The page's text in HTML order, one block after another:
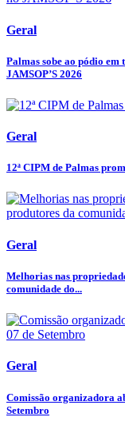
Geral
Palmas sobe ao pódio em
JAMSOP’S 2026
Geral
12ª CIPM de Palmas
Geral
Melhorias nas
comunidade do...
Geral
Comissão organizadora
Setembro